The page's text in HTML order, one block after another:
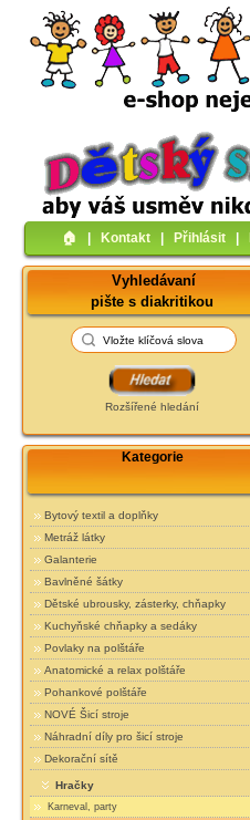
🏠︎ Kontakt Přihlásit
Vyhledávaní
pište s diakritikou
Rozšířené hledání
Kategorie
Bytový textil a doplňky
Metráž látky
Galanterie
Bavlněné šátky
Dětské ubrousky, zásterky, chňapky
Kuchyňské chňapky a sedáky
Povlaky na polštáře
Anatomické a relax polštáře
Pohankové polštáře
NOVÉ Šicí stroje
Náhradní díly pro šicí stroje
Dekorační sítě
Hračky
Karneval, party